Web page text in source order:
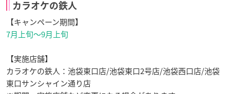
カラオケの鉄人
【キャンペーン期間】
7月上旬〜9月上旬
【実施店舗】
カラオケの鉄人：池袋東口店/池袋東口2号店/池袋西口店/池袋
東口サンシャイン通り店